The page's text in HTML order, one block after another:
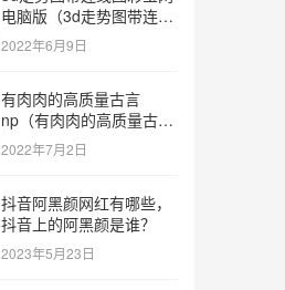
电脑版（3d走势图带连线
图彩宝网手机版）
2022年6月9日
有肉肉的高质量古言
np（有肉肉的高质量古言
np推荐）
2022年7月2日
抖音阿黑颜网红有哪些，
抖音上的阿黑颜是谁？
2023年5月23日